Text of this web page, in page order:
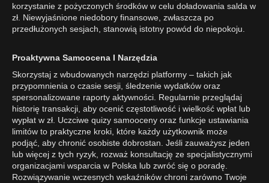
korzystanie z pożyczonych środków w celu doładowania salda w
zł. Niewyjaśnione niedobory finansowe, zwłaszcza po
przedłużonych sesjach, stanowią istotny powód do niepokoju.
Proaktywna Samoocena I Narzędzia
Skorzystaj z wbudowanych narzędzi platformy – takich jak
przypomnienia o czasie sesji, śledzenie wydatków oraz
spersonalizowane raporty aktywności. Regularnie przeglądaj
historię transakcji, aby ocenić częstotliwość i wielkość wpłat lub
wypłat w zł. Uczciwe quizy samooceny oraz funkcje ustawiania
limitów to praktyczne kroki, które każdy użytkownik może
podjąć, aby chronić osobiste dobrostan. Jeśli zauważysz jeden
lub więcej z tych ryzyk, rozważ konsultację ze specjalistycznymi
organizacjami wsparcia w Polska lub zwróć się o poradę.
Rozwiązywanie wczesnych wskaźników chroni zarówno Twoje